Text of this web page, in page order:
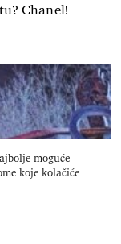
Chanel!
moguće
koje kolačiće